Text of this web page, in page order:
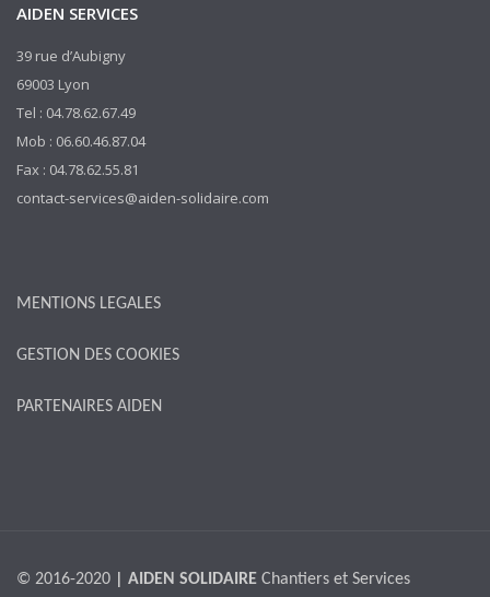
AIDEN SERVICES
39 rue d’Aubigny
69003 Lyon
Tel : 04.78.62.67.49
Mob : 06.60.46.87.04
Fax : 04.78.62.55.81
contact-services@aiden-solidaire.com
MENTIONS LEGALES
GESTION DES COOKIES
PARTENAIRES AIDEN
© 2016-2020 | AIDEN SOLIDAIRE Chantiers et Services